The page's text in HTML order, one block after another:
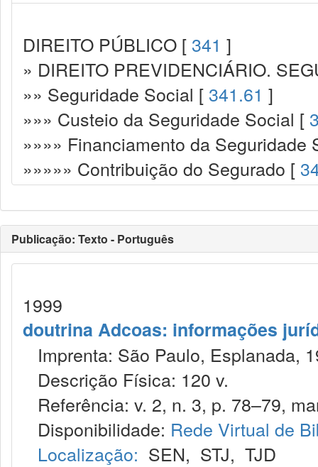
DIREITO PÚBLICO [ 341 ]
» DIREITO PREVIDENCIÁRIO.
»» Seguridade Social [ 341.61 ]
»»» Custeio da Seguridade Social [
»»»» Financiamento da Seguridade
»»»»» Contribuição do Segurado [
Publicação: Texto - Português
1999
doutrina Adcoas: informações
Imprenta: São Paulo, Esplanada,
Descrição Física: 120 v.
Referência: v. 2, n. 3, p. 78–79,
Disponibilidade: Rede Virtual de
Localização: SEN, STJ, TJD